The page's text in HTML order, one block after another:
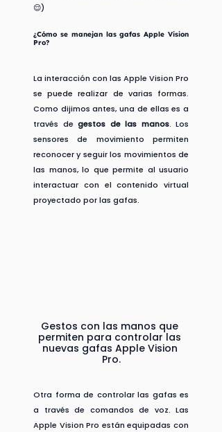
😌)
¿Cómo se manejan las gafas Apple Vision
Pro?
La interacción con las Apple Vision Pro
se puede realizar de varias formas.
Como dijimos antes, una de ellas es a
través de gestos de las manos. Los
sensores de movimiento permiten
reconocer y seguir los movimientos de
las manos, lo que permite al usuario
interactuar con el contenido virtual
proyectado por las gafas.
Gestos con las manos que
permiten para controlar las
nuevas gafas Apple Vision
Pro.
Otra forma de controlar las gafas es
a través de comandos de voz. Las
Apple Vision Pro están equipadas con